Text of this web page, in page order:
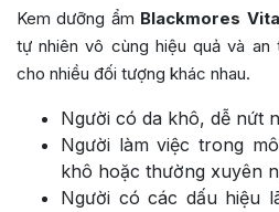
Kem dưỡng ẩm Blackmores
tự nhiên vô cùng hiệu quả và
cho nhiều đối tượng khác nhau.
Người có da khô, dễ nứt
Người làm việc trong
khô hoặc thường xuyên
Người có các dấu hiệu